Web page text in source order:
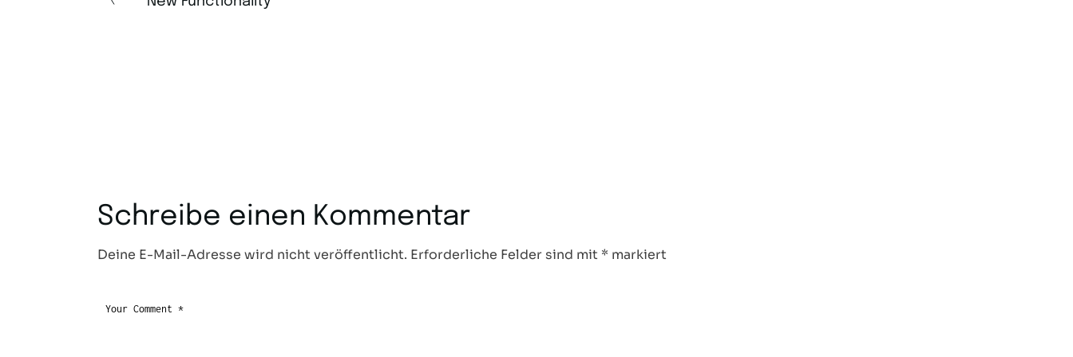
Schreibe einen Kommentar
Deine E-Mail-Adresse wird nicht veröffentlicht. Erforderliche Felder sind mit * markiert